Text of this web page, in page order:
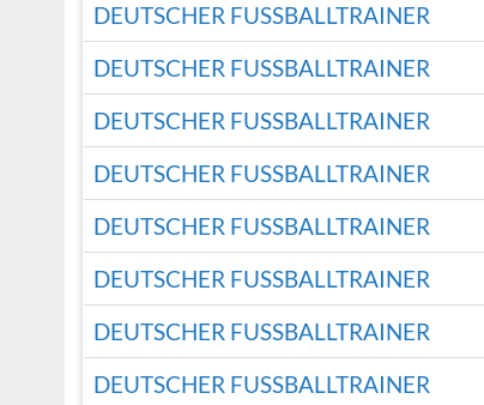
DEUTSCHER FUSSBALLTRAINER
DEUTSCHER FUSSBALLTRAINER
DEUTSCHER FUSSBALLTRAINER
DEUTSCHER FUSSBALLTRAINER
DEUTSCHER FUSSBALLTRAINER
DEUTSCHER FUSSBALLTRAINER
DEUTSCHER FUSSBALLTRAINER
DEUTSCHER FUSSBALLTRAINER